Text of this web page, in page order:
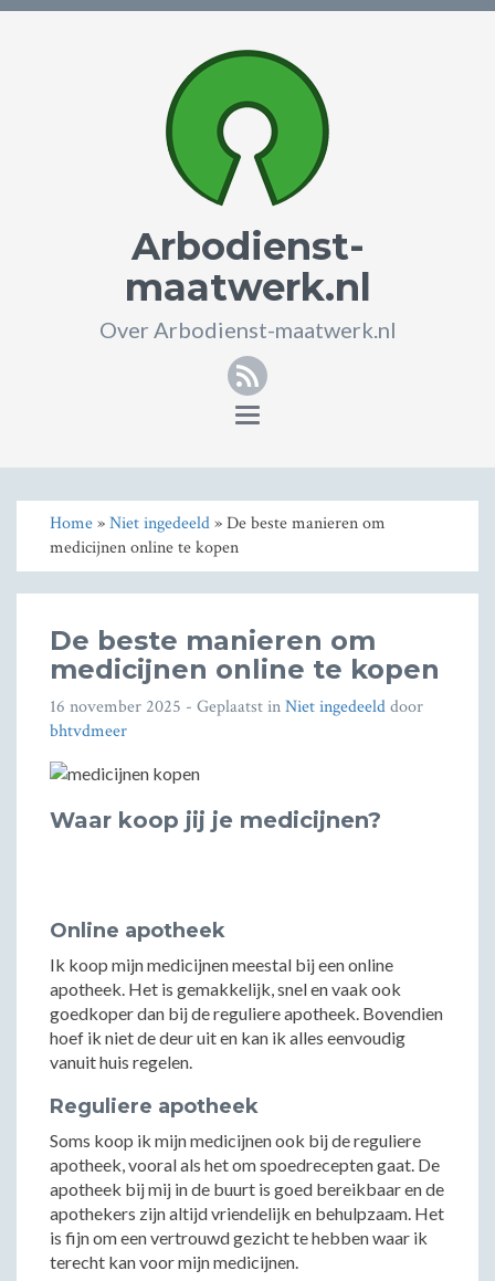
Arbodienst-
maatwerk.nl
Over Arbodienst-maatwerk.nl
RSS
Toggle
Home»Niet ingedeeld» De beste manieren om
medicijnen online te kopen
De beste manieren om
medicijnen online te kopen
16 november 2025 - Geplaatst inNiet ingedeelddoor
bhtvdmeer
Waar koop jij je medicijnen?
Online apotheek
Ik koop mijn medicijnen meestal bij een online
apotheek. Het is gemakkelijk, snel en vaak ook
goedkoper dan bij de reguliere apotheek. Bovendien
hoef ik niet de deur uit en kan ik alles eenvoudig
vanuit huis regelen.
Reguliere apotheek
Soms koop ik mijn medicijnen ook bij de reguliere
apotheek, vooral als het om spoedrecepten gaat. De
apotheek bij mij in de buurt is goed bereikbaar en de
apothekers zijn altijd vriendelijk en behulpzaam. Het
is fijn om een vertrouwd gezicht te hebben waar ik
terecht kan voor mijn medicijnen.